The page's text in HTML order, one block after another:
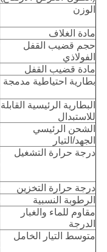
الوزن
مادة الغلاف
حجم قضيب القفل
الفولاذي
مادة قضيب القفل
بطارية احتياطية مدمجة
البطارية الرئيسية القابلة
للاستبدال
الشحن الرئيسي
الجهد/التيار
درجة حرارة التشغيل
درجة حرارة التخزين
الرطوبة النسبية
مقاوم للماء والغبار
الدرجة
متوسط التيار الخامل